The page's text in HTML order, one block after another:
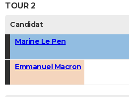
TOUR 2
Candidat
Marine Le Pen
Emmanuel Macron